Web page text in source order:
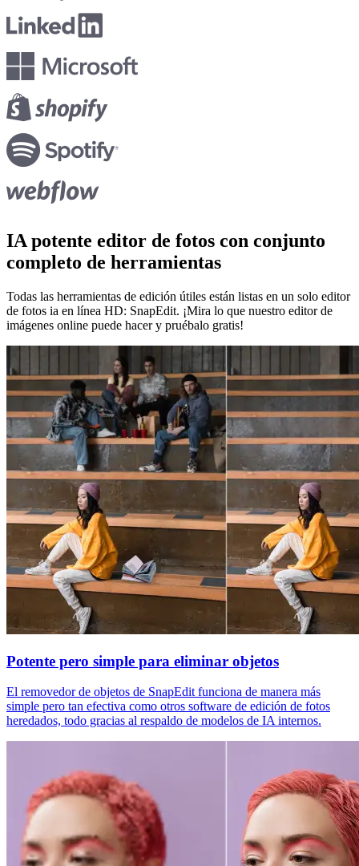
IA potente editor de fotos con conjunto
completo de herramientas
Todas las herramientas de edición útiles están listas en un solo editor
de fotos ia en línea HD: SnapEdit. ¡Mira lo que nuestro editor de
imágenes online puede hacer y pruébalo gratis!
Potente pero simple para eliminar objetos
El removedor de objetos de SnapEdit funciona de manera más
simple pero tan efectiva como otros software de edición de fotos
heredados, todo gracias al respaldo de modelos de IA internos.